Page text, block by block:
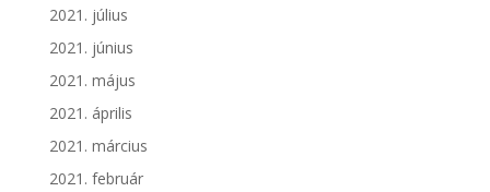
2021. július
2021. június
2021. május
2021. április
2021. március
2021. február